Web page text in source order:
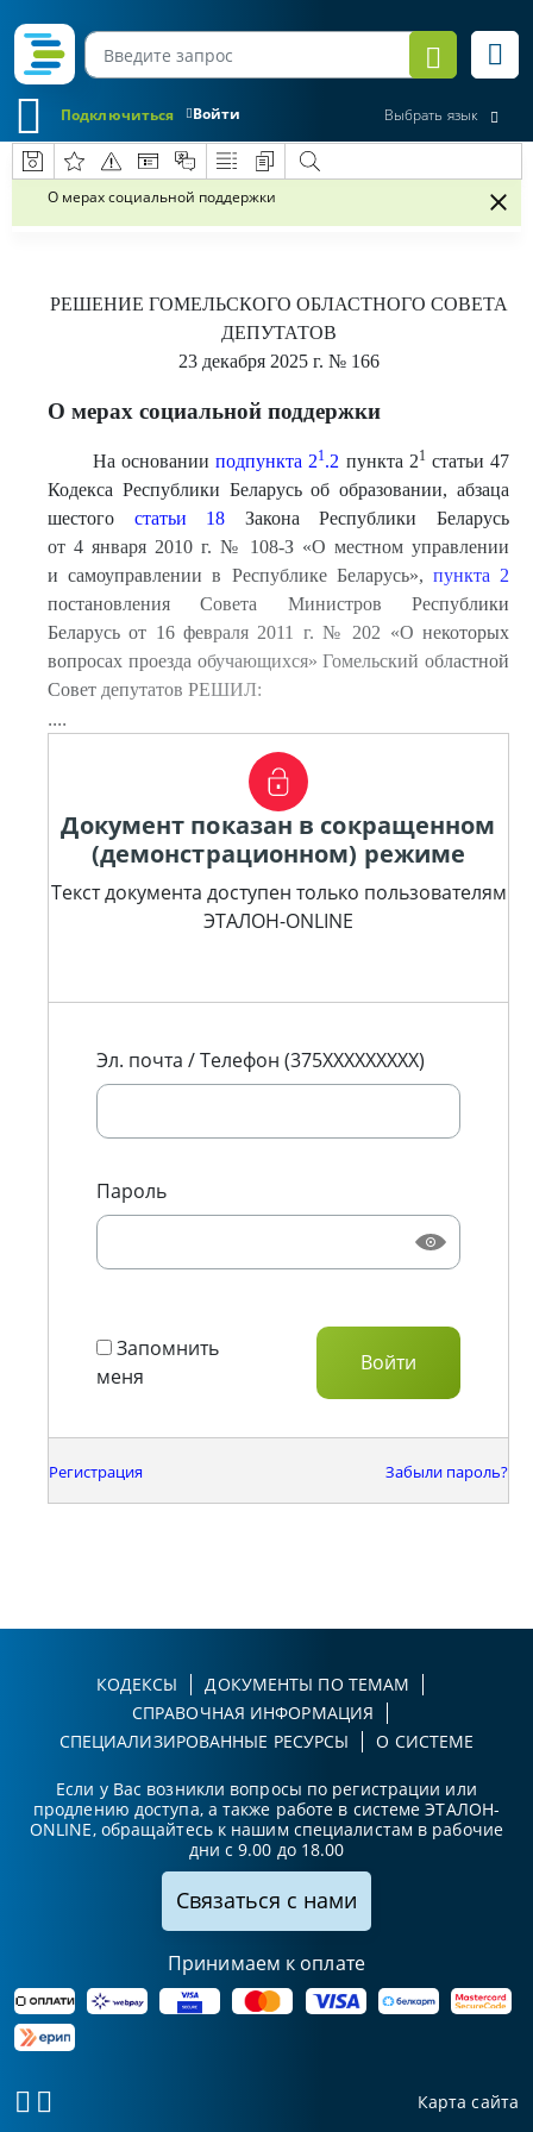
Войти
Подключиться Выбрать язык
О мерах социальной поддержки
РЕШЕНИЕ ГОМЕЛЬСКОГО ОБЛАСТНОГО СОВЕТА
ДЕПУТАТОВ
23 декабря 2025 г. № 166
О мерах социальной поддержки
На основанииподпункта 21.2 пункта 21 статьи 47
Кодекса Республики Беларусь об образовании, абзаца
шестого статьи 18 Закона Республики Беларусь
от 4 января 2010 г. № 108-З «О местном управлении
и самоуправлении в Республике Беларусь», пункта 2
постановления Совета Министров Республики
Беларусь от 16 февраля 2011 г. № 202 «О некоторых
вопросах проезда обучающихся» Гомельский областной
Совет депутатов РЕШИЛ:
....
Документ показан в сокращенном
(демонстрационном) режиме
Текст документа доступен только пользователям
ЭТАЛОН-ONLINE
Эл. почта / Телефон (375XXXXXXXXX)
Пароль
Запомнить
меня
Регистрация Забыли пароль?
КОДЕКСЫ
ДОКУМЕНТЫ ПО ТЕМАМ
СПРАВОЧНАЯ ИНФОРМАЦИЯ
СПЕЦИАЛИЗИРОВАННЫЕ РЕСУРСЫ
О СИСТЕМЕ
Если у Вас возникли вопросы по регистрации или
продлению доступа, а также работе в системе ЭТАЛОН-
ONLINE, обращайтесь к нашим специалистам в рабочие
дни с 9.00 до 18.00
Связаться с нами
Принимаем к оплате
Карта сайта